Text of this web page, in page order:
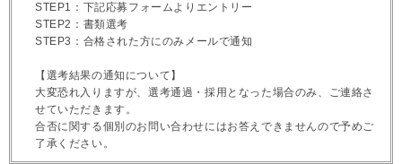
STEP1：下記応募フォームよりエントリー
STEP2：書類選考
STEP3：合格された方にのみメールで通知
【選考結果の通知について】
大変恐れ入りますが、選考通過・採用となった場合のみ、ご連絡さ
せていただきます。
合否に関する個別のお問い合わせにはお答えできませんので予めご
了承ください。